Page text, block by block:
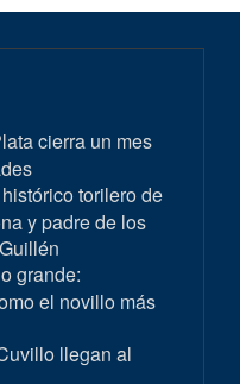
cierra un mes
torilero de
y padre de los
grande:
el novillo más
llegan al